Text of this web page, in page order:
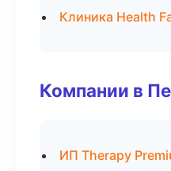
Клиника Health
Компании в
ИП Therapy